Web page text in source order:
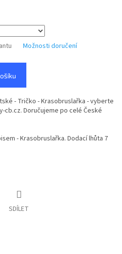
Možnosti doručení
- Tričko - Krasobruslařka - vyberte
cb.cz. Doručujeme po celé České
- Krasobruslařka. Dodací lhůta 7
SDÍLET